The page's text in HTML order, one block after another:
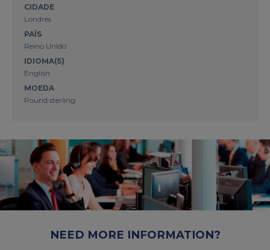
CIDADE
Londres
PAÍS
Reino Unido
IDIOMA(S)
English
MOEDA
Pound sterling
NEED MORE INFORMATION?